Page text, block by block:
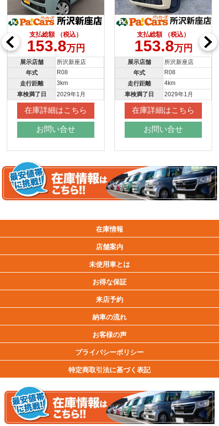
支払総額 （税込）
153.8万円
展示店舗
所沢新座店
年式
R08
走行距離
4km
車検満了日
2029年1月
在庫詳細はこちら
お問い合せ
支払総額 （税込）
153.8万円
展示店舗
川越店
年式
R07
走行距離
10km
車検満了日
2028年10月
在庫詳細はこちら
お問い合せ
在庫情報
店舗案内
未使用車とは
お得な保証
来店予約
納車の流れ
お客様の声
プライバシーポリシー
特定商取引法に基づく表記